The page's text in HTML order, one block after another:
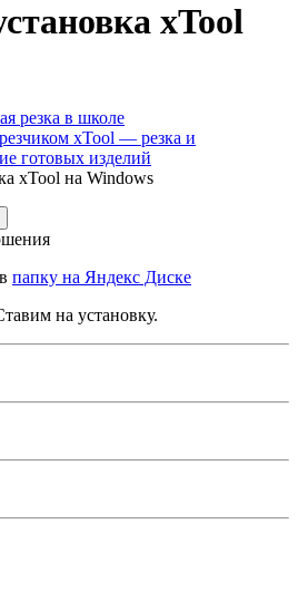
xTool
резка в школе
xTool — резка и
готовых изделий
xTool на Windows
папку на Яндекс Диске
на установку.